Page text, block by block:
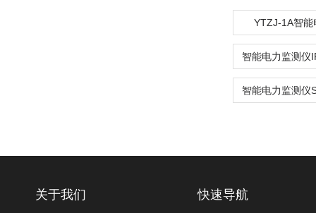
YTZJ-1A智能
关于我们 快速导航